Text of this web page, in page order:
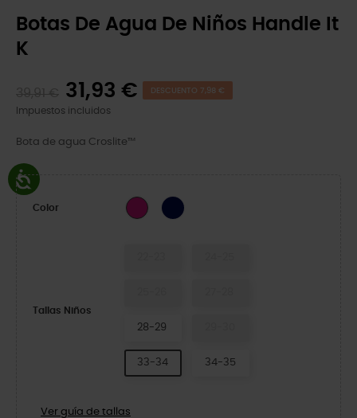
Botas De Agua De Niños Handle It
K
31,93 € DESCUENTO 7,98 €
Impuestos incluidos
Bota de agua Croslite™
Color Candy Pink
Navy
Tallas Niños
28-29
33-34 34-35
Ver guía de tallas